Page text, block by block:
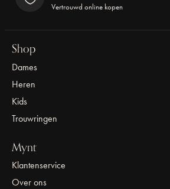
Vertrouwd online kopen
Shop
Dames
Heren
Kids
Trouwringen
Mynt
Klantenservice
Over ons